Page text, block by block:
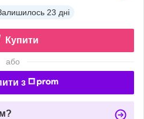
23 дні
Купити
або
з